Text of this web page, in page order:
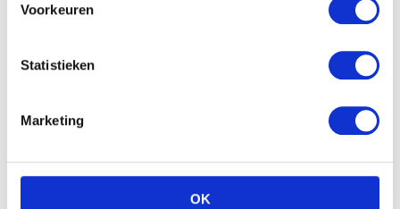
Voorkeuren
Statistieken
Marketing
OK
Pampers Baby-Dry maat
3 Midi (4-9 kg) Mega Plus
Bella Happy Maxi Gr. 4
stu